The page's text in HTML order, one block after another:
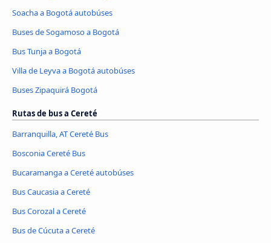
Soacha a Bogotá autobúses
Buses de Sogamoso a Bogotá
Bus Tunja a Bogotá
Villa de Leyva a Bogotá autobúses
Buses Zipaquirá Bogotá
Rutas de bus a Cereté
Barranquilla, AT Cereté Bus
Bosconia Cereté Bus
Bucaramanga a Cereté autobúses
Bus Caucasia a Cereté
Bus Corozal a Cereté
Bus de Cúcuta a Cereté